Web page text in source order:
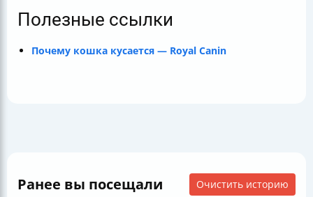
Полезные ссылки
Почему кошка кусается — Royal Canin
Ранее вы посещали Очистить историю